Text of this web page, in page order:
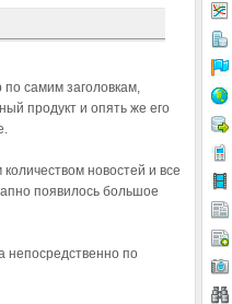
по самим заголовкам,
продукт и опять же его
новостей и все
появилось большое
непосредственно по